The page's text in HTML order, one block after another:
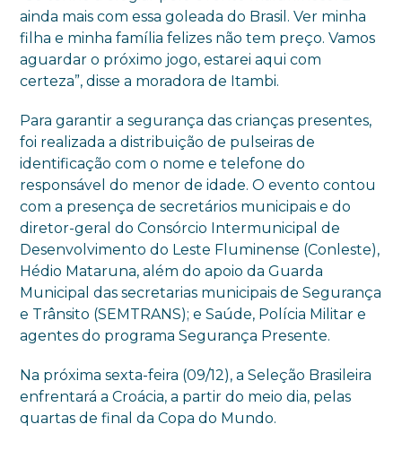
ainda mais com essa goleada do Brasil. Ver minha
filha e minha família felizes não tem preço. Vamos
aguardar o próximo jogo, estarei aqui com
certeza”, disse a moradora de Itambi.
Para garantir a segurança das crianças presentes,
foi realizada a distribuição de pulseiras de
identificação com o nome e telefone do
responsável do menor de idade. O evento contou
com a presença de secretários municipais e do
diretor-geral do Consórcio Intermunicipal de
Desenvolvimento do Leste Fluminense (Conleste),
Hédio Mataruna, além do apoio da Guarda
Municipal das secretarias municipais de Segurança
e Trânsito (SEMTRANS); e Saúde, Polícia Militar e
agentes do programa Segurança Presente.
Na próxima sexta-feira (09/12), a Seleção Brasileira
enfrentará a Croácia, a partir do meio dia, pelas
quartas de final da Copa do Mundo.